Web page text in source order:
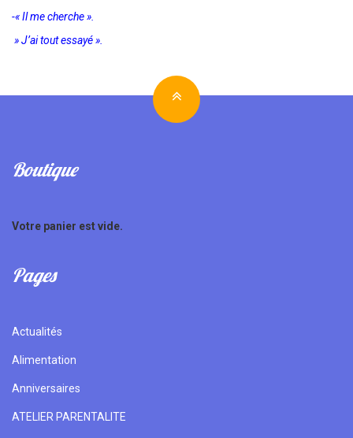
-« Il me cherche ».
» J’ai tout essayé ».
Boutique
Votre panier est vide.
Pages
Actualités
Alimentation
Anniversaires
ATELIER PARENTALITE